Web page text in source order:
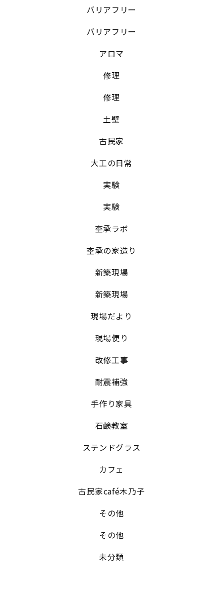
バリアフリー
バリアフリー
アロマ
修理
修理
土壁
古民家
大工の日常
実験
実験
杢承ラボ
杢承の家造り
新築現場
新築現場
現場だより
現場便り
改修工事
耐震補強
手作り家具
石鹸教室
ステンドグラス
カフェ
古民家café木乃子
その他
その他
未分類